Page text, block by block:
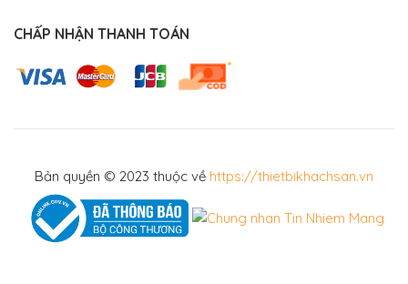
CHẤP NHẬN THANH TOÁN
Bản quyền © 2023 thuộc về https://thietbikhachsan.vn